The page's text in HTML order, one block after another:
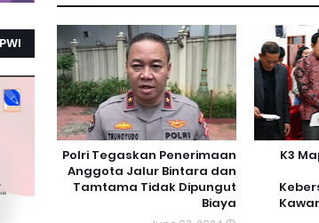
K3
Polri Tegaskan Penerimaan
Anggota Jalur Bintara dan
Tamtama Tidak Dipungut
Biaya